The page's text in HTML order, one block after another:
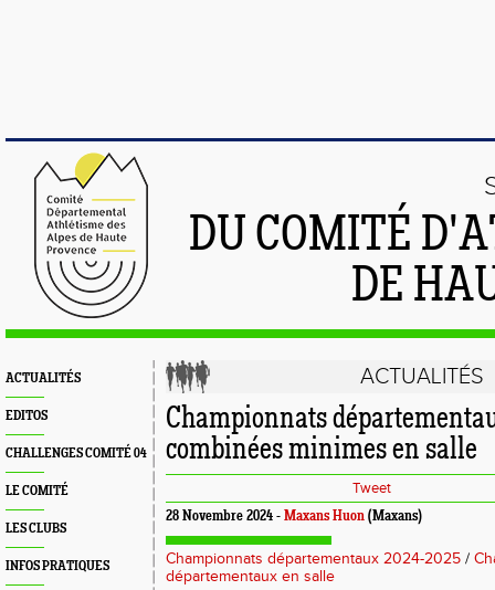
DU COMITÉ
DE
ACTUALITÉS
EDITOS
CHALLENGES COMITÉ 04
LE COMITÉ
LES CLUBS
INFOS PRATIQUES
ACTUALITÉS
Championnats
combinées minimes en salle
Tweet
28 Novembre 2024 - Maxans Huon (Maxans)
Championnats départementaux 2024-2025 /
départementaux en salle